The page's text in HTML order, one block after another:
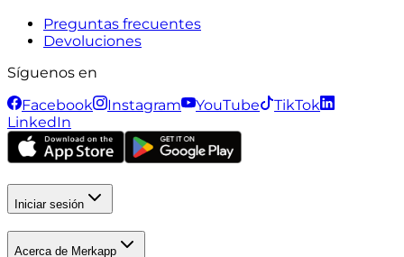
Preguntas frecuentes
Devoluciones
Síguenos en
Facebook
Instagram YouTube
TikTok
LinkedIn
Iniciar sesión
Acerca de Merkapp